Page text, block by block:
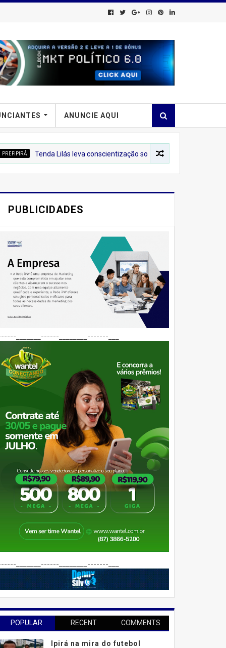
ANUNCIE AQUI
Lilás leva conscientização sobre o combate à violência contra a
PUBLICIDADES
_______------________-------___
_______------________-------___
POPULAR RECENT COMMENTS
Ipirá na mira do futebol